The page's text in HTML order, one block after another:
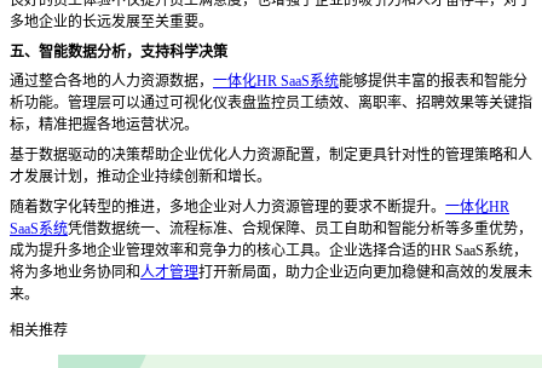
多地企业的长远发展至关重要。
五、智能数据分析，支持科学决策
通过整合各地的人力资源数据， 一体化HR SaaS系统能够提供丰富的报表和智能分
析功能。管理层可以通过可视化仪表盘监控员工绩效、离职率、招聘效果等关键指
标，精准把握各地运营状况。
基于数据驱动的决策帮助企业优化人力资源配置，制定更具针对性的管理策略和人
才发展计划，推动企业持续创新和增长。
随着数字化转型的推进，多地企业对人力资源管理的要求不断提升。 一体化HR
SaaS系统凭借数据统一、流程标准、合规保障、员工自助和智能分析等多重优势，
成为提升多地企业管理效率和竞争力的核心工具。企业选择合适的HR SaaS系统，
将为多地业务协同和人才管理打开新局面，助力企业迈向更加稳健和高效的发展未
来。
相关推荐